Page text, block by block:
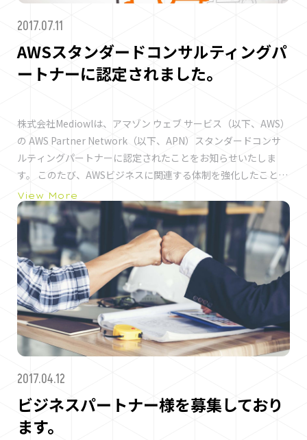
2017.07.11
AWSスタンダードコンサルティングパ
ートナーに認定されました。
株式会社Mediowlは、アマゾン ウェブ サービス（以下、AWS）
の AWS Partner Network（以下、APN）スタンダードコンサ
ルティングパートナーに認定されたことをお知らせいたしま
す。 このたび、AWSビジネスに関連する体制を強化したことに
より、これまで以上に、お客様のニーズに適したWebアプリや
スマートフォンアプリ・の企画・開発、インフラ構築、アプリ
ケーション保守を含めたトータルサービスが可能となりまし
た。 今後も、AWSを効率的に利用し、より一層お客様にご活用
いただけるサービスを提供してまいります。 ■APNコンサルテ
ィングパートナーとはAWSに関する営業・技術体制があり、
AWS 上でのワークロードとアプリケーションの設計、開発、構
築、移行、および管理を支援するプロフェッショナルサービス
企業です。 お問い合わせはコチラ
View More
2017.04.12
ビジネスパートナー様を募集しており
ます。